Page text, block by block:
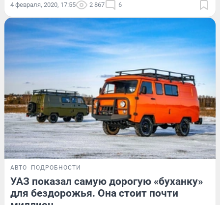
4 февраля, 2020, 17:55 2 867 6
АВТО ПОДРОБНОСТИ
УАЗ показал самую дорогую «буханку»
для бездорожья. Она стоит почти